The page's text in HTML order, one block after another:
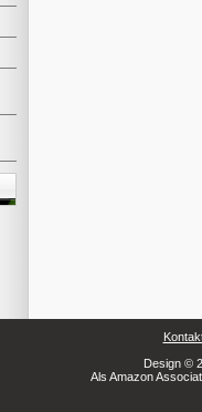
Design ©
Als Amazon